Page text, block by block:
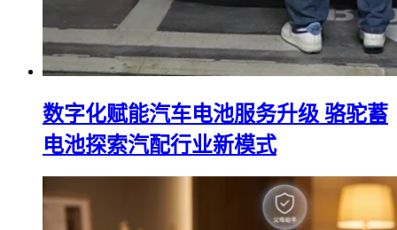
数字化赋能汽车电池服务升级 骆驼蓄
电池探索汽配行业新模式